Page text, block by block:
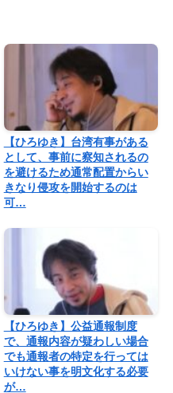
【ひろゆき】台湾有事がある
として、事前に察知されるの
を避けるため通常配置からい
きなり侵攻を開始するのは
可…
【ひろゆき】公益通報制度
で、通報内容が疑わしい場合
でも通報者の特定を行っては
いけない事を明文化する必要
が…